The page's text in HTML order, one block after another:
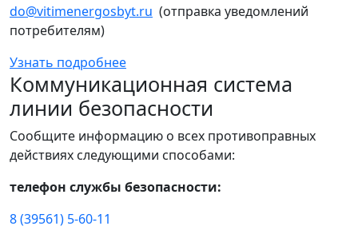
do@vitimenergosbyt.ru (отправка уведомлений
потребителям)
Узнать подробнее
Коммуникационная система
линии безопасности
Сообщите информацию о всех противоправных
действиях следующими способами:
телефон службы безопасности:
8 (39561) 5-60-11